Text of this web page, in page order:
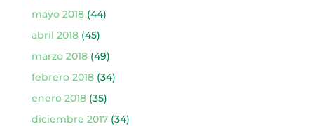
mayo 2018(44)
abril 2018(45)
marzo 2018(49)
febrero 2018(34)
enero 2018(35)
diciembre 2017(34)